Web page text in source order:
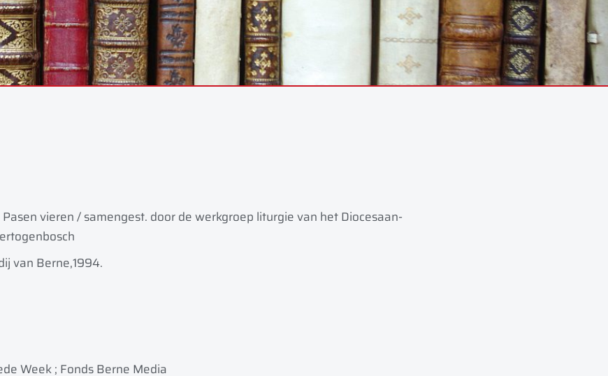
vieren / samengest. door de werkgroep liturgie van het Diocesaan-
van Berne,1994.
Week ; Fonds Berne Media